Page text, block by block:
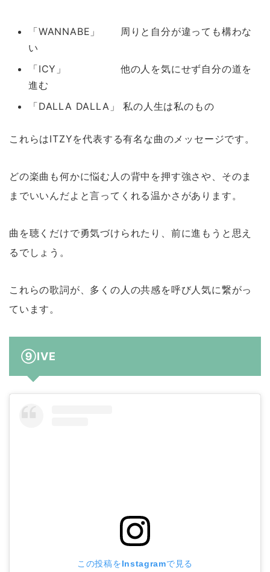
「WANNABE」 周りと自分が違っても構わな
い
「ICY」 他の人を気にせず自分の道を
進む
「DALLA DALLA」 私の人生は私のもの
これらはITZYを代表する有名な曲のメッセージです。
どの楽曲も何かに悩む人の背中を押す強さや、そのま
までいいんだよと言ってくれる温かさがあります。
曲を聴くだけで勇気づけられたり、前に進もうと思え
るでしょう。
これらの歌詞が、多くの人の共感を呼び人気に繋がっ
ています。
⑨IVE
この投稿をInstagramで見る